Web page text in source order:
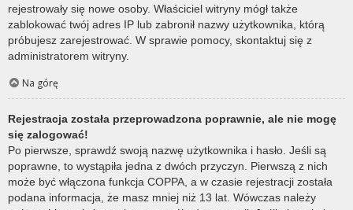
rejestrowały się nowe osoby. Właściciel witryny mógł także
zablokować twój adres IP lub zabronił nazwy użytkownika, którą
próbujesz zarejestrować. W sprawie pomocy, skontaktuj się z
administratorem witryny.
Na górę
Rejestracja została przeprowadzona poprawnie, ale nie mogę
się zalogować!
Po pierwsze, sprawdź swoją nazwę użytkownika i hasło. Jeśli są
poprawne, to wystąpiła jedna z dwóch przyczyn. Pierwszą z nich
może być włączona funkcja COPPA, a w czasie rejestracji została
podana informacja, że masz mniej niż 13 lat. Wówczas należy